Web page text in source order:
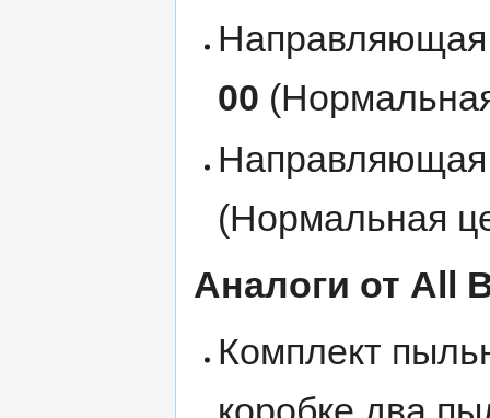
00
(Нормальная
Аналоги от All
Комплект